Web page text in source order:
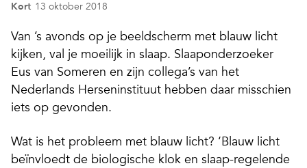
Kort 13 oktober 2018
Van ’s avonds op je beeldscherm met blauw licht
kijken, val je moeilijk in slaap. Slaaponderzoeker
Eus van Someren en zijn collega’s van het
Nederlands Herseninstituut hebben daar misschien
iets op gevonden.
Wat is het probleem met blauw licht? ‘Blauw licht
beïnvloedt de biologische klok en slaap-regelende